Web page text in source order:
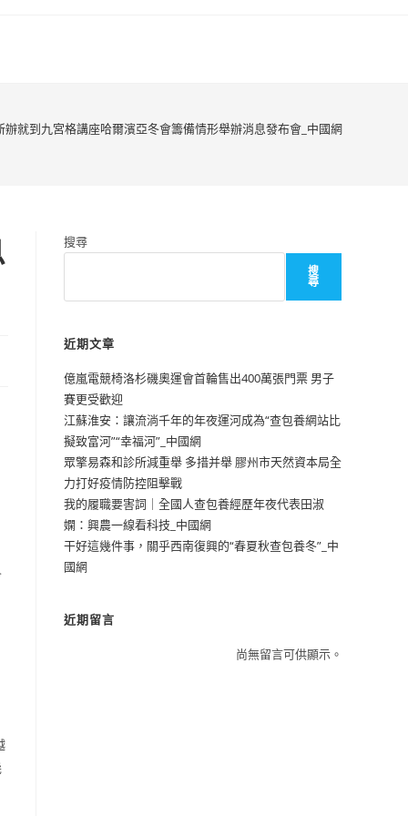
辦就到九宮格講座哈爾濱亞冬會籌備情形舉辦消息發布會_中國網
搜尋
搜
尋
近期文章
億嵐電競椅洛杉磯奧運會首輪售出400萬張門票 男子
賽更受歡迎
江蘇淮安：讓流淌千年的年夜運河成為“查包養網站比
擬致富河”“幸福河”_中國網
眾擎易森和診所減重舉 多措并舉 膠州市天然資本局全
力打好疫情防控阻擊戰
我的履職要害詞｜全國人查包養經歷年夜代表田淑
嫻：興農一線看科技_中國網
干好這幾件事，關乎西南復興的“春夏秋查包養冬”_中
國網
近期留言
尚無留言可供顯示。